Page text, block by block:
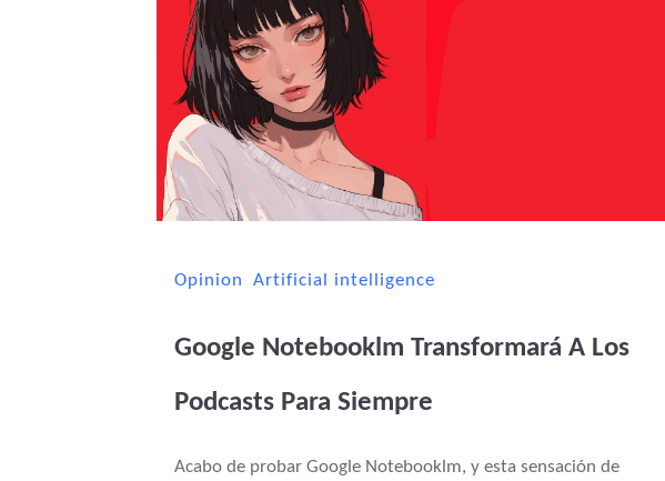
Opinion Artificial intelligence
Google Notebooklm Transformará A Los
Podcasts Para Siempre
Acabo de probar Google Notebooklm, y esta sensación de